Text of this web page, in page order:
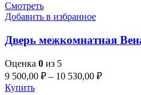
Смотреть
Добавить в избранное
Дверь межкомнатная
Оценка 0 из 5
9 500,00 ₽ – 10 530,00 ₽
Купить